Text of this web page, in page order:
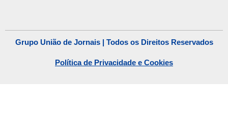
Grupo União de Jornais | Todos os Direitos Reservados
Política de Privacidade e Cookies